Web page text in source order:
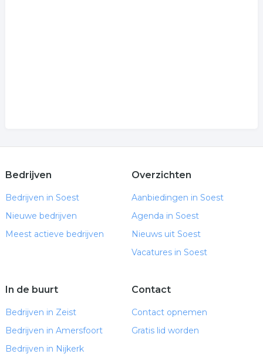
Bedrijven
Bedrijven in Soest
Nieuwe bedrijven
Meest actieve bedrijven
Overzichten
Aanbiedingen in Soest
Agenda in Soest
Nieuws uit Soest
Vacatures in Soest
In de buurt
Bedrijven in Zeist
Bedrijven in Amersfoort
Bedrijven in Nijkerk
Contact
Contact opnemen
Gratis lid worden